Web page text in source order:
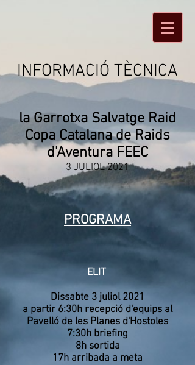
INFORMACIÓ TÈCNICA
la Garrotxa Salvatge Raid
Copa Catalana de Raids
d'Aventura FEEC
3 JULIOL 2021
PROGRAMA
ELIT
Dissabte 3 juliol 2021
a partir 6:30h recepció d'equips al
Pavelló de les Planes d'Hostoles
7:30h briefing
8h sortida
17h arribada a meta